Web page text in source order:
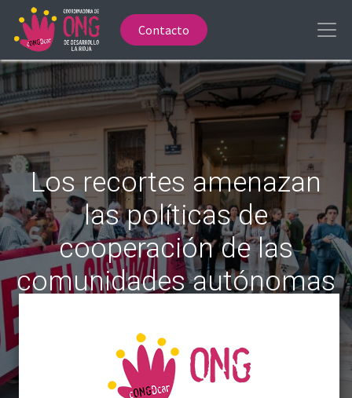
Contacto
Los recortes amenazan
las políticas de
cooperación de las
comunidades autónomas
congelado el presupuesto.